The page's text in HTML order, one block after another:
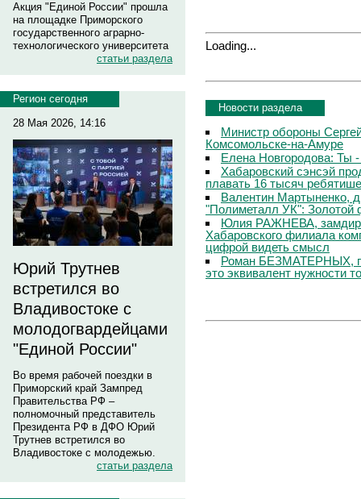
Акция "Единой России" прошла
на площадке Приморского
государственного аграрно-
технологического университета
статьи раздела
Регион сегодня
28 Мая 2026, 14:16
Юрий Трутнев
встретился во
Владивостоке с
молодогвардейцами
"Единой России"
Во время рабочей поездки в
Приморский край Зампред
Правительства РФ –
полномочный представитель
Президента РФ в ДФО Юрий
Трутнев встретился во
Владивостоке с молодежью.
статьи раздела
Loading...
Новости раздела
Министр обороны
Комсомольске-на-Амуре
Елена Новгородова: Ты
Хабаровский сэнсэй
плавать 16 тысяч
Валентин Мартыненко,
"Полиметалл УК": Золотой
Юлия РАЖНЕВА,
Хабаровского филиала
цифрой видеть смысл
Роман БЕЗМАТЕРНЫХ,
это эквивалент нужности